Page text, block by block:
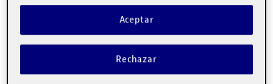
Lo siento, debes estarconectadopara publicar un
Rechazar
Aceptar